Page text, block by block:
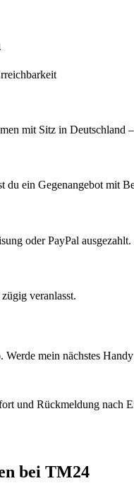
mit Sitz in
ein Gegenangebot mit
oder PayPal ausgezahlt.
veranlasst.
mein nächstes
und Rückmeldung nach
bei TM24